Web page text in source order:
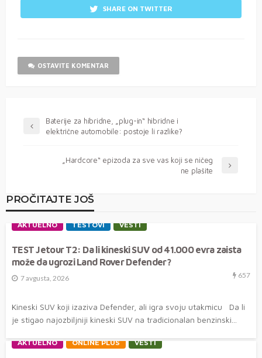
SHARE ON TWITTER
OSTAVITE KOMENTAR
Baterije za hibridne, „plug-in“ hibridne i
električne automobile: postoje li razlike?
„Hardcore“ epizoda za sve vas koji se ničeg
ne plašite
PROČITAJTE JOŠ
AKTUELNO TESTOVI VESTI
TEST Jetour T2: Da li kineski SUV od 41.000 evra zaista
može da ugrozi Land Rover Defender?
7 avgusta, 2026 657
Kineski SUV koji izaziva Defender, ali igra svoju utakmicu Da li
je stigao najozbiljniji kineski SUV na tradicionalan benzinski...
AKTUELNO ONLINE PLUS VESTI